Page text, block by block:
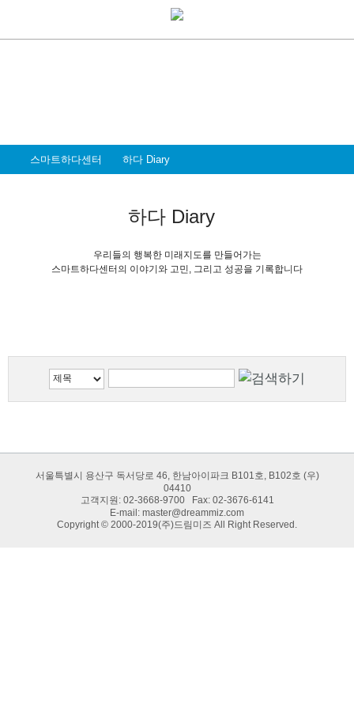
스마트하다센터 하다 Diary
하다 Diary
우리들의 행복한 미래지도를 만들어가는
스마트하다센터의 이야기와 고민, 그리고 성공을 기록합니다
서울특별시 용산구 독서당로 46, 한남아이파크 B101호, B102호 (우)
04410
고객지원: 02-3668-9700 Fax: 02-3676-6141
E-mail: master@dreammiz.com
Copyright © 2000-2019(주)드림미즈 All Right Reserved.